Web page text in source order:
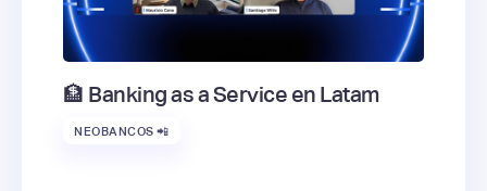
🏦 Banking as a Service en Latam
NEOBANCOS 📲